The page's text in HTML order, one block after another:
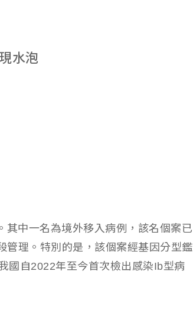
水泡
其中一名為境外移入病例，該名個案已
管理。特別的是，該個案經基因分型鑑
國自2022年至今首次檢出感染Ib型病